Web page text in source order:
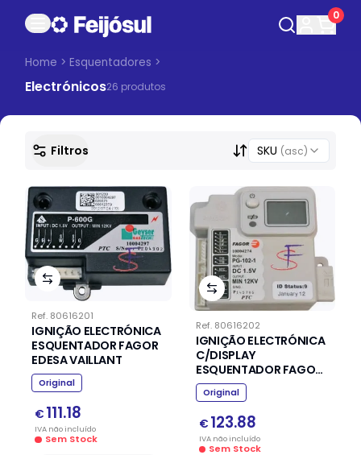
0
Home >Esquentadores >
Electrónicos26 produtos
Filtros SKU (asc)
Ref. 80616201
IGNIÇÃO ELECTRÓNICA
ESQUENTADOR FAGOR
EDESA VAILLANT
Original
€ 111.18
IVA nãoincluído
Sem Stock
Ref. 80616202
IGNIÇÃO ELECTRÓNICA
C/DISPLAY
ESQUENTADOR FAGOR
EDESA
Original
€ 123.88
IVA nãoincluído
Sem Stock